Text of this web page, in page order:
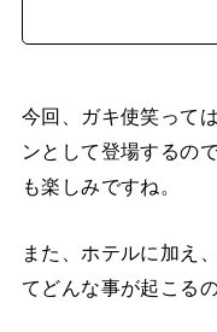
今回、ガキ使笑って
ンとして登場するの
も楽しみですね。
また、ホテルに加え
てどんな事が起こる